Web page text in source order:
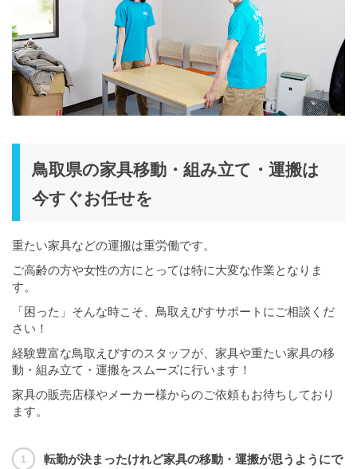
鳥取県の家具移動・組み立て・運搬は
今すぐお任せを
重たい家具などの運搬は重労働です。
ご高齢の方や女性の方にとっては特に大変な作業となりま
す。
「困った」そんな時こそ、鳥取えびすサポートにご相談くだ
さい！
経験豊富な鳥取えびすのスタッフが、家具や重たい家具の移
動・組み立て・運搬をスムーズに行います！
家具の販売店様やメーカー様からのご依頼もお待ちしており
ます。
転勤が決まったけれど家具の移動・運搬が思うようにで